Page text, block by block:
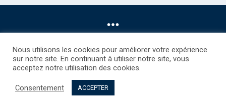
©CNRS EDITIONS 2025
Droits étrangers / Foreign rights
Nous utilisons les cookies pour améliorer votre expérience
sur notre site. En continuant à utiliser notre site, vous
acceptez notre utilisation des cookies.
Consentement ACCEPTER